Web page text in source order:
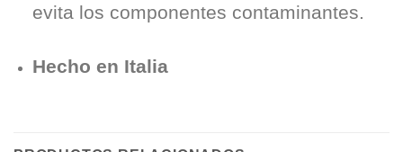
evita los componentes contaminantes.
Hecho en Italia